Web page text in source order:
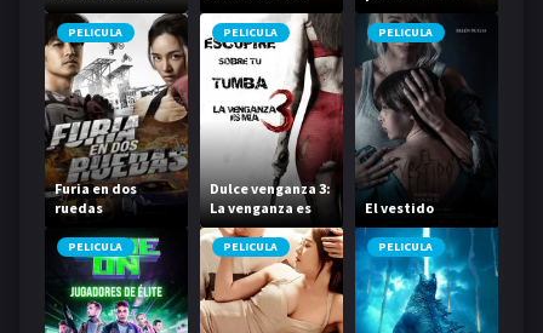
Sabrina
Carpenter
PELICULA
Furia en dos
ruedas
PELICULA
Dulce venganza 3:
La venganza es
mía
PELICULA
El vestido
PELICULA PELICULA PELICULA